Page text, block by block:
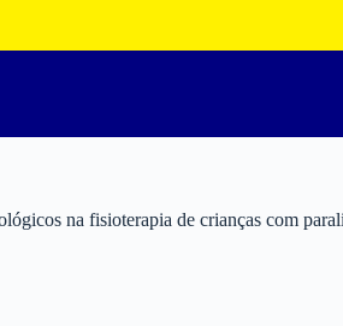
na fisioterapia de crianças com